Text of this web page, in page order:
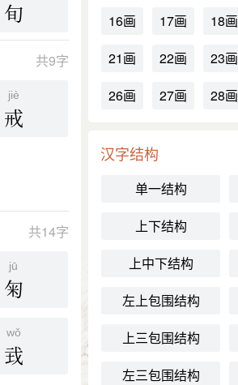
旬
共9字
jiè
戒
共14字
jū
匊
wǒ
㦱
16画
17画 18画
21画
22画 23画
26画
27画 28画
汉字结构
单一结构
上下结构
上中下结构
左上包围结构
上三包围结构
左三包围结构